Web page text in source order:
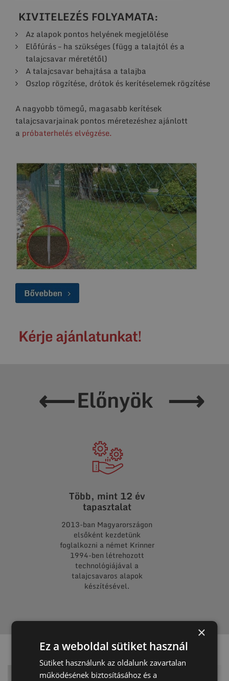
KIVITELEZÉS FOLYAMATA:
Az alapok pontos helyének megjelölése
Előfúrás – ha szükséges (függ a talajtól és a
talajcsavar méretétől)
A talajcsavar behajtása a talajba
Oszlop rögzítése, drótok és kerítéselemek rögzítése
A nagyobb tömegű, magasabb kerítések
talajcsavarjainak pontos méretezéshez ajánlott
a próbaterhelés elvégzése.
Kérje ajánlatunkat!
⟵Előnyök ⟶
Több, mint 12 év
tapasztalat
2013-ban Magyarországon
elsőként kezdetünk
foglalkozni a német Krinner
1994-ben létrehozott
technológiájával a
talajcsavaros alapok
készítésével.
×
Ez a weboldal sütiket használ
Sütiket használunk az oldalunk zavartalan
működésének biztosításához és a